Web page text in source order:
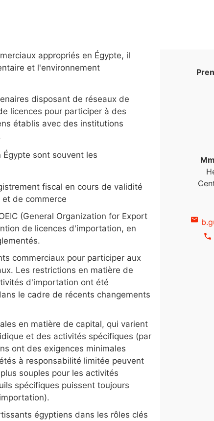
appropriés en Égypte, il
et l'environnement
disposant de réseaux de
licences pour participer à des
établis avec des institutions
sont souvent les
fiscal en cours de validité
de commerce
(General Organization for Export
de licences d'importation, en
commerciaux pour participer aux
Les restrictions en matière de
d'importation ont été
le cadre de récents changements
en matière de capital, qui varient
et des activités spécifiques (par
ont des exigences minimales
à responsabilité limitée peuvent
souples pour les activités
spécifiques puissent toujours
égyptiens dans les rôles clés